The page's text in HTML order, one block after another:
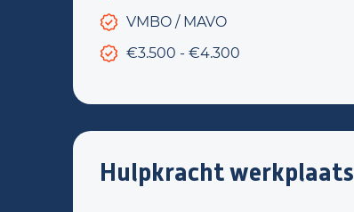
VMBO / MAVO
€3.500 - €4.300
Hulpkracht werkplaats